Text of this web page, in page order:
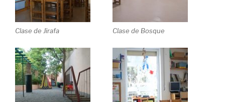
Clase de Jirafa Clase de Bosque